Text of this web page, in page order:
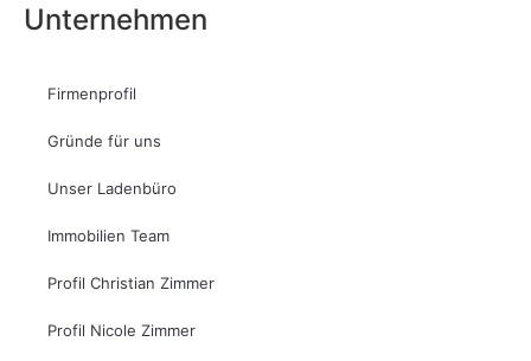
Unternehmen
Firmenprofil
Gründe für uns
Unser Ladenbüro
Immobilien Team
Profil Christian Zimmer
Profil Nicole Zimmer